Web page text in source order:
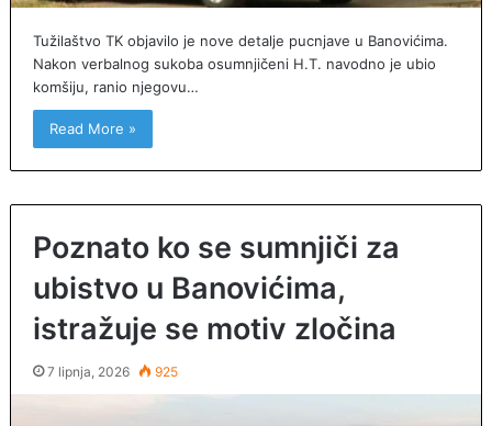
Tužilaštvo TK objavilo je nove detalje pucnjave u Banovićima.
Nakon verbalnog sukoba osumnjičeni H.T. navodno je ubio
komšiju, ranio njegovu…
Read More »
Poznato ko se sumnjiči za
ubistvo u Banovićima,
istražuje se motiv zločina
7 lipnja, 2026 925